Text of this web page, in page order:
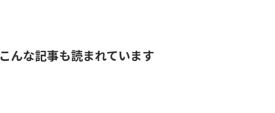
こんな記事も読まれています